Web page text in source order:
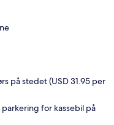
på stedet (USD 31.95 per
for kassebil på